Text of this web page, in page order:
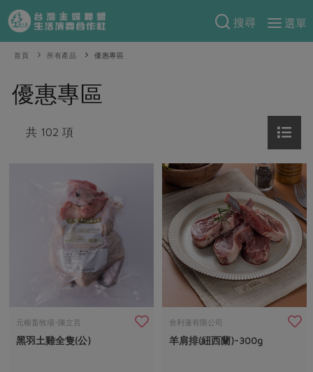
搜尋
選單
產品分類
當季蔬果
一籃菜
芽苗類
奶蛋豆・五穀
乳製品
米麵雜糧
肉品・水產
水畜加工品
食譜料理
料理方式
把最好的台灣味帶回家！
防災用品預購圓滿結束
2026年端午節預購圓滿結束
更多預購活動
合作25-經典快閃最後一週
一籃菜真心話
社內大小事 合作聯合國
生活提案
親子食育
廚房瑜伽
關於合作社
認識合作社
員工與求才
重要公告
首頁 所有產品 優惠專區
優惠專區
共 102 項
元榆畜牧場-陳立言
黑羽土雞全隻(公)
舍利蓮有限公司
羊肩排(紐西蘭)-300g